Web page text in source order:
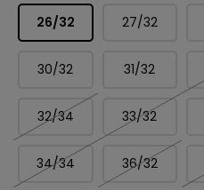
26/32 27/32
30/32 31/32
32/34 33/32
34/34 36/32